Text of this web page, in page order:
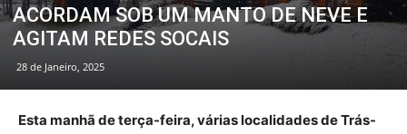
ACORDAM SOB UM MANTO DE NEVE E
AGITAM REDES SOCAIS
28 de Janeiro, 2025
Esta manhã de terça-feira, várias localidades de Trás-